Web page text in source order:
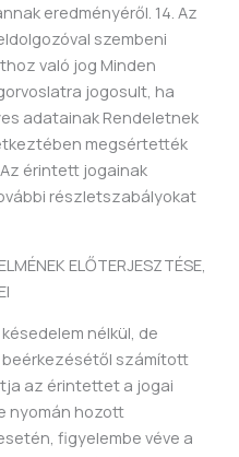
eredményéről. 14. Az
szembeni
való jog Minden
jogosult, ha
adatainak Rendeletnek
megsértették
érintett jogainak
részletszabályokat
ELŐTERJESZTÉSE,
nélkül, de
beérkezésétől számított
az érintettet a jogai
nyomán hozott
figyelembe véve a